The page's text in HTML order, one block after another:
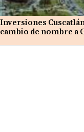
Inversiones
cambio de nombre a